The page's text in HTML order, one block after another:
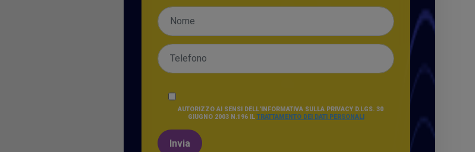
AUTORIZZO AI SENSI DELL'INFORMATIVA SULLA PRIVACY D.LGS. 30
GIUGNO 2003 N.196 IL TRATTAMENTO DEI DATI PERSONALI
Invia